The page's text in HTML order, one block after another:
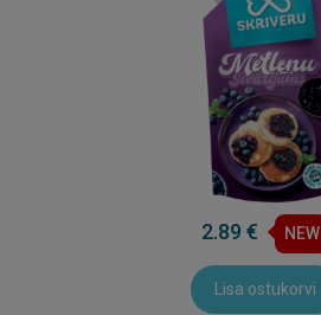
2.89 € NEW
Lisa ostukorvi